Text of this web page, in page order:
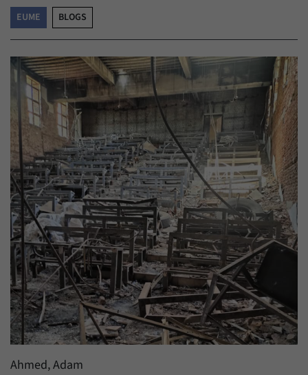
EUME BLOGS
Ahmed, Adam